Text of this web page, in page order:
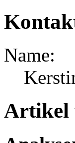
Name:
Artikel